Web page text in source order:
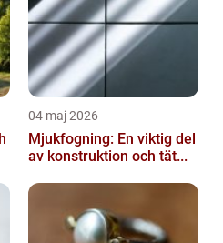
04 maj 2026
Mjukfogning: En viktig del
av konstruktion och tät...